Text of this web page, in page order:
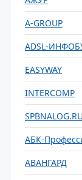
A-GROUP
ADSL-
EASYWAY
INTERCOMP
SPBNALOG.RU
АБК-
АВАНГАРД